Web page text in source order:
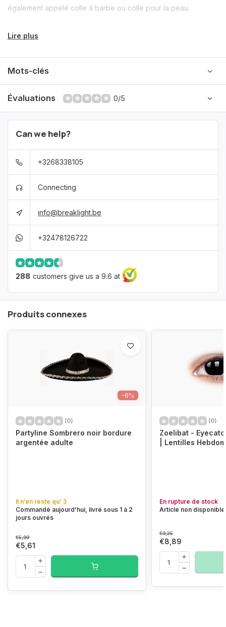
également appelé colle à barbe ou colle pour la peau.
Lire plus
Mots-clés
Évaluations 0/5
Can we help?
+3268338105
Connecting
info@breaklight.be
+32478126722
288 customers give us a 9.6 at
Produits connexes
-6%
(0)
Partyline Sombrero noir bordure
argentée adulte
Il n’en reste qu’ 3
Commandé aujourd'hui, livré sous 1 à 2
jours ouvrés
€5,99
€5,61
(0)
Zoelibat -
| Lentilles
En rupture de stock
Article non disponible
€9,25
€8,89